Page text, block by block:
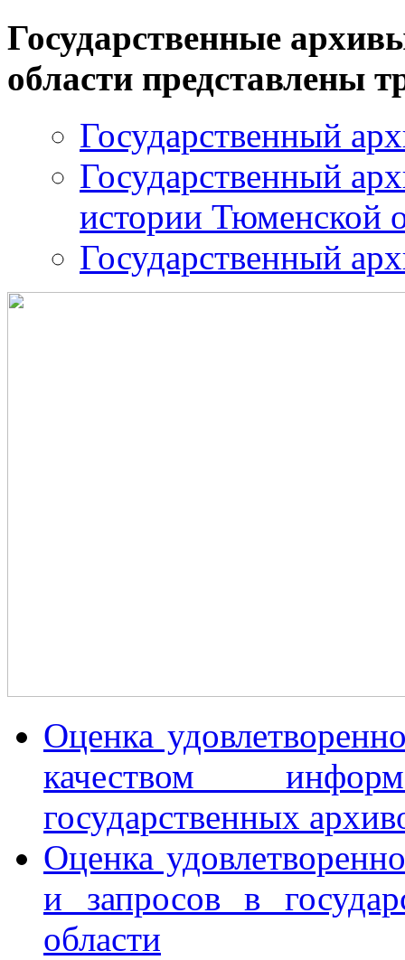
Государственные
области представлены
Государственный
Государственный
истории Тюменской
Государственный
Оценка
качеством
государственных
Оценка
и запросов в
области